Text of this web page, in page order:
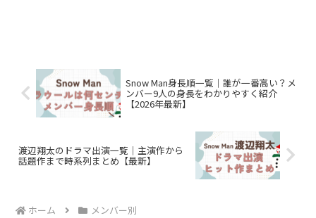
Snow Man身長順一覧｜誰が一番高い？メ
ンバー9人の身長をわかりやすく紹介
【2026年最新】
渡辺翔太のドラマ出演一覧｜主演作から
話題作まで時系列まとめ【最新】
ホーム メンバー別